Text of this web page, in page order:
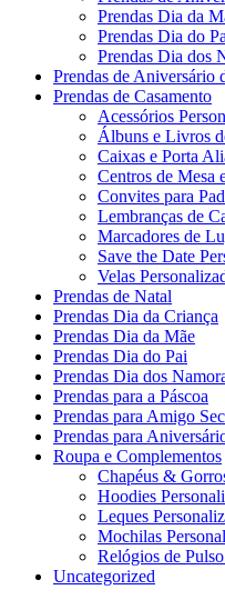
Prendas Dia da
Prendas Dia do
Prendas Dia dos
Prendas de Aniversário
Prendas de Casamento
Acessórios
Álbuns e Livros
Caixas e Porta
Centros de Mesa
Convites para
Lembranças de
Marcadores de
Save the Date
Velas
Prendas de Natal
Prendas Dia da Criança
Prendas Dia da Mãe
Prendas Dia do Pai
Prendas Dia dos
Prendas para a Páscoa
Prendas para Amigo
Prendas para
Roupa e Complementos
Chapéus &
Hoodies
Leques
Mochilas
Relógios de
Uncategorized